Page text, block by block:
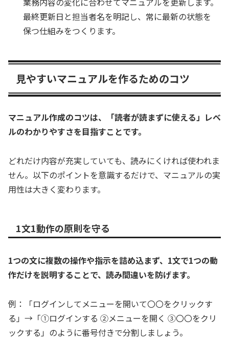
最終更新日と担当者名を明記し、常に最新の状態を
保つ仕組みをつくります。
見やすいマニュアルを作るためのコツ
マニュアル作成のコツは、「読者が読まずに使える」レベ
ルのわかりやすさを目指すことです。
どれだけ内容が充実していても、読みにくければ使われま
せん。以下のポイントを意識するだけで、マニュアルの実
用性は大きく変わります。
1文1動作の原則を守る
1つの文に複数の操作や指示を詰め込まず、1文で1つの動
作だけを説明することで、読み間違いを防げます。
例：「ログインしてメニューを開いて〇〇をクリックす
る」→「①ログインする ②メニューを開く ③〇〇をクリ
ックする」のように番号付きで分割しましょう。